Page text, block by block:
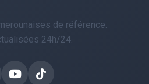
de référence.
24h/24.